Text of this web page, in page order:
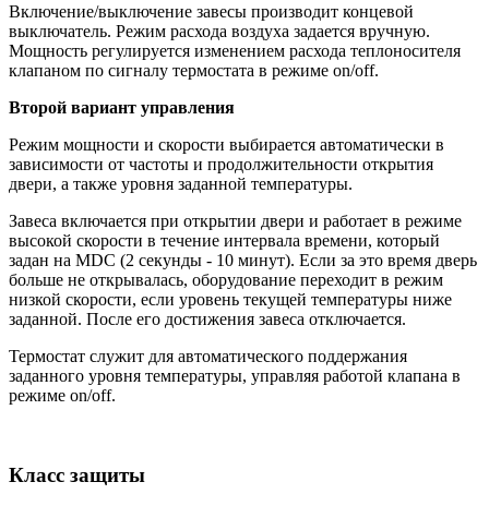
Включение/выключение завесы производит концевой
выключатель. Режим расхода воздуха задается вручную.
Мощность регулируется изменением расхода теплоносителя
клапаном по сигналу термостата в режиме on/off.
Второй вариант управления
Режим мощности и скорости выбирается автоматически в
зависимости от частоты и продолжительности открытия
двери, а также уровня заданной температуры.
Завеса включается при открытии двери и работает в режиме
высокой скорости в течение интервала времени, который
задан на MDC (2 секунды - 10 минут). Если за это время дверь
больше не открывалась, оборудование переходит в режим
низкой скорости, если уровень текущей температуры ниже
заданной. После его достижения завеса отключается.
Термостат служит для автоматического поддержания
заданного уровня температуры, управляя работой клапана в
режиме on/off.
Класс защиты